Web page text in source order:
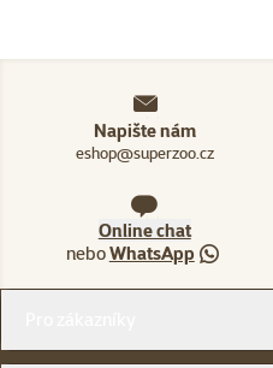
Napište nám
eshop@superzoo.cz
Online chat
neboWhatsApp